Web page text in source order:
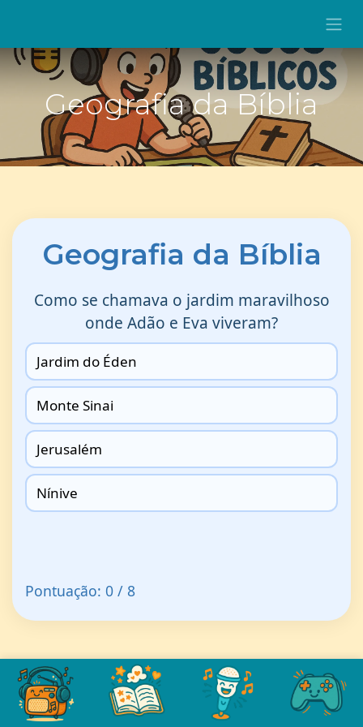
Geografia da Bíblia
Geografia da Bíblia
Como se chamava o jardim maravilhoso
onde Adão e Eva viveram?
Jardim do Éden
Monte Sinai
Jerusalém
Nínive
Pontuação: 0 / 8
inJogos